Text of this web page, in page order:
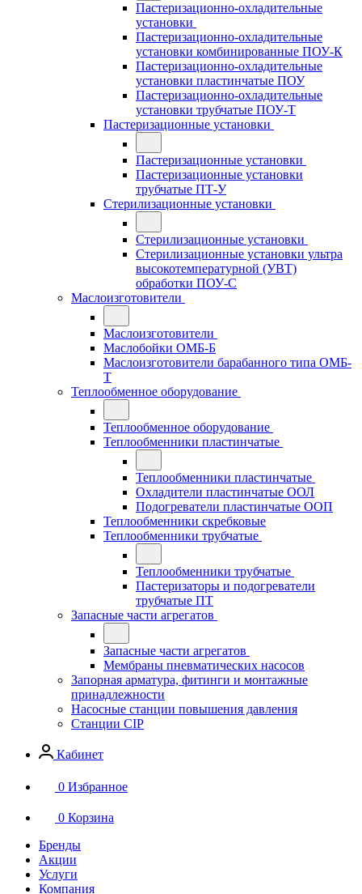
Пастеризационно-охладительные
установки
Пастеризационно-охладительные
установки комбинированные ПОУ-К
Пастеризационно-охладительные
установки пластинчатые ПОУ
Пастеризационно-охладительные
установки трубчатые ПОУ-Т
Пастеризационные установки
Пастеризационные установки
Пастеризационные установки
трубчатые ПТ-У
Стерилизационные установки
Стерилизационные установки
Стерилизационные установки ультра
высокотемпературной (УВТ)
обработки ПОУ-С
Маслоизготовители
Маслоизготовители
Маслобойки ОМБ-Б
Маслоизготовители барабанного типа ОМБ-
Т
Теплообменное оборудование
Теплообменное оборудование
Теплообменники пластинчатые
Теплообменники пластинчатые
Охладители пластинчатые ООЛ
Подогреватели пластинчатые ООП
Теплообменники скребковые
Теплообменники трубчатые
Теплообменники трубчатые
Пастеризаторы и подогреватели
трубчатые ПТ
Запасные части агрегатов
Запасные части агрегатов
Мембраны пневматических насосов
Запорная арматура, фитинги и монтажные
принадлежности
Насосные станции повышения давления
Станции CIP
Кабинет
0 Избранное
0 Корзина
Бренды
Акции
Услуги
Компания